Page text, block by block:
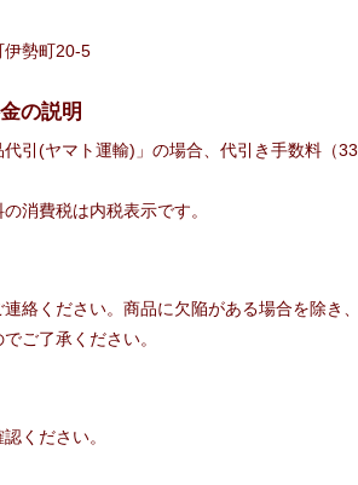
伊勢町20-5
の説明
引(ヤマト運輸)」の場合、代引き手数料（
消費税は内税表示です。
絡ください。商品に欠陥がある場合を除き
ご了承ください。
ください。